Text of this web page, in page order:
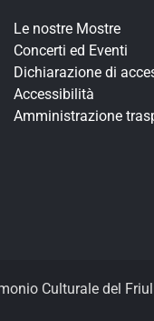
Le nostre Mostre
Concerti ed Eventi
Dichiarazione di
Accessibilità
Amministrazione
Culturale del